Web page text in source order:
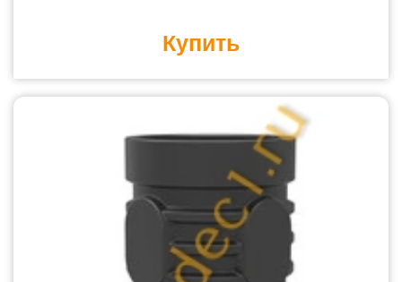
Купить